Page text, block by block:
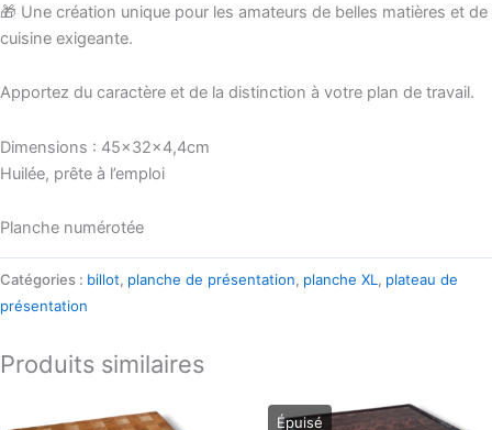
🎁 Une création unique pour les amateurs de belles matières et de
cuisine exigeante.
Apportez du caractère et de la distinction à votre plan de travail.
Dimensions : 45x32x4,4cm
Huilée, prête à l’emploi
Planche numérotée
Catégories : billot, planche de présentation, planche XL , plateau de
présentation
Produits similaires